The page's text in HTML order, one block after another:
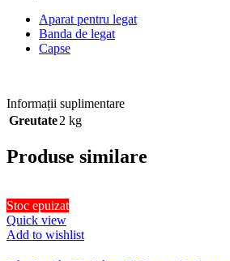
Aparat pentru legat
Banda de legat
Capse
Informații suplimentare
Greutate2 kg
Produse similare
Stoc epuizat
Quick view
Add to wishlist